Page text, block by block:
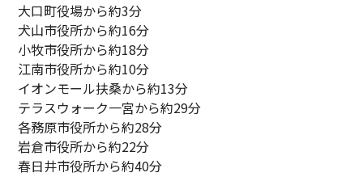
大口町役場から約3分
犬山市役所から約16分
小牧市役所から約18分
江南市役所から約10分
イオンモール扶桑から約13分
テラスウォーク一宮から約29分
各務原市役所から約28分
岩倉市役所から約22分
春日井市役所から約40分